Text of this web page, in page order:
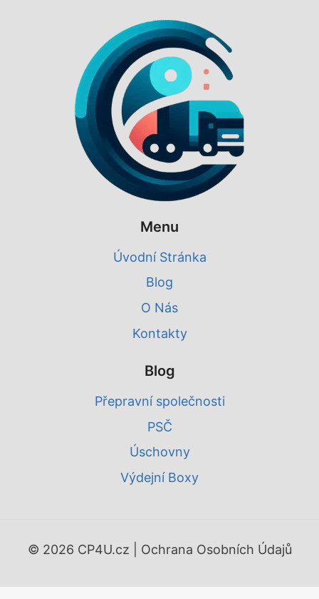
Menu
Úvodní Stránka
Blog
O Nás
Kontakty
Blog
Přepravní společnosti
PSČ
Úschovny
Výdejní Boxy
© 2026 CP4U.cz | Ochrana Osobních Údajů